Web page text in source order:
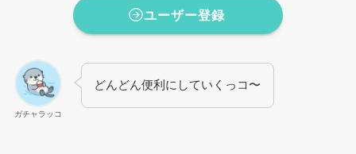
ユーザー登録
ガチャラッコ
どんどん便利にしていくっコ〜